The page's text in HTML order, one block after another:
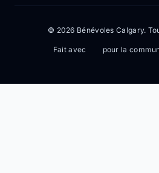
© 2026 Bénévoles Calgary.
Fait avec pour la